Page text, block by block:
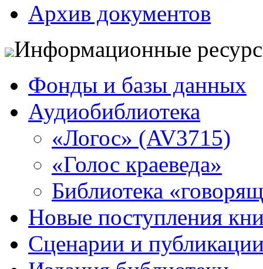
Архив документов
Информационные
Фонды и базы данных
Аудиобиблиотека
«Логос» (AV3715)
«Голос краеведа»
Библиотека
Новые поступления
Сценарии и